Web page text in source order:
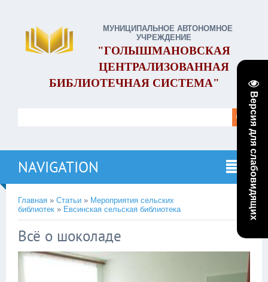
Версия для слабовидящих
МУНИЦИПАЛЬНОЕ АВТОНОМНОЕ
УЧРЕЖДЕНИЕ
"ГОЛЫШМАНОВСКАЯ
ЦЕНТРАЛИЗОВАННАЯ
БИБЛИОТЕЧНАЯ СИСТЕМА"
NAVIGATION
Главная » Статьи » Мероприятия сельских
библиотек » Евсинская сельская библиотека
Всё о шоколаде